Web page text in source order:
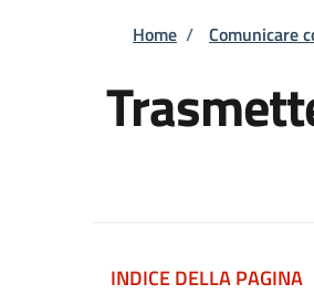
Briciole
Home / Comunicare
INDICE DELLA PAGINA